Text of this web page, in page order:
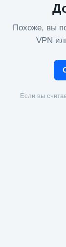
Похоже, вы
VPN
Если вы